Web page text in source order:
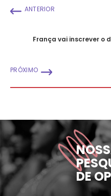
ANTERIOR
França vai inscrever o
PRÓXIMO
DE